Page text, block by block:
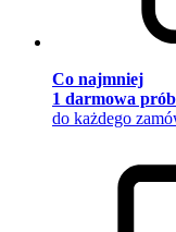
Co najmniej
1 darmowa
do każdego